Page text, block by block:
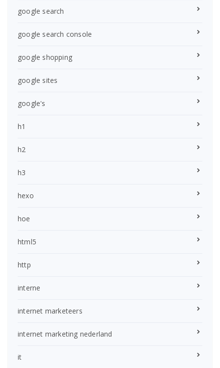
google search
google search console
google shopping
google sites
google's
h1
h2
h3
hexo
hoe
html5
http
interne
internet marketeers
internet marketing nederland
it